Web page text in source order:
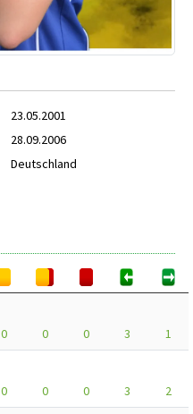
23.05.2001
28.09.2006
Deutschland
0 0 0 3
1
0 0 0 3
2